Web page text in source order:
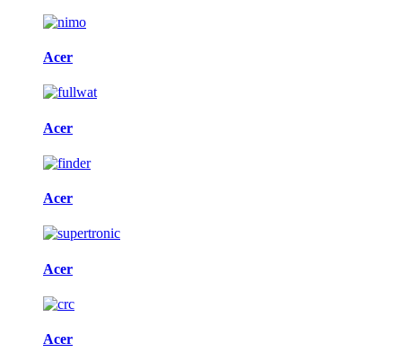
Acer
Acer
Acer
Acer
Acer